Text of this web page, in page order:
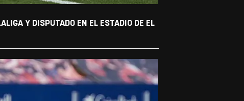
Y DISPUTADO EN EL ESTADIO DE EL